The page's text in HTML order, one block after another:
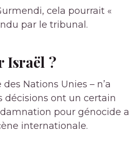
cela pourrait «
par le tribunal.
Israël ?
Nations Unies – n’a
décisions ont un certain
pour génocide a
internationale.